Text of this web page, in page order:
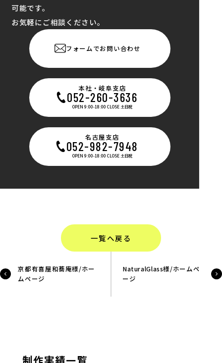
可能です。
お気軽にご相談ください。
フォームでお問い合わせ
本社・岐阜支店
052-260-3636
OPEN 9:00-18:00 CLOSE 土日祝
名古屋支店
052-982-7948
OPEN 9:00-18:00 CLOSE 土日祝
一覧へ戻る
京都有喜屋和蕎庵様/ホー
ムページ
NaturalGlass様/ホームペ
ージ
制作実績一覧